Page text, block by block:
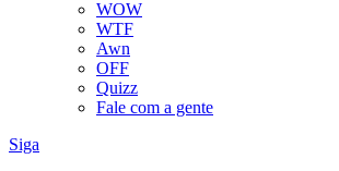
WOW
WTF
Awn
OFF
Quizz
Fale com a gente
Siga